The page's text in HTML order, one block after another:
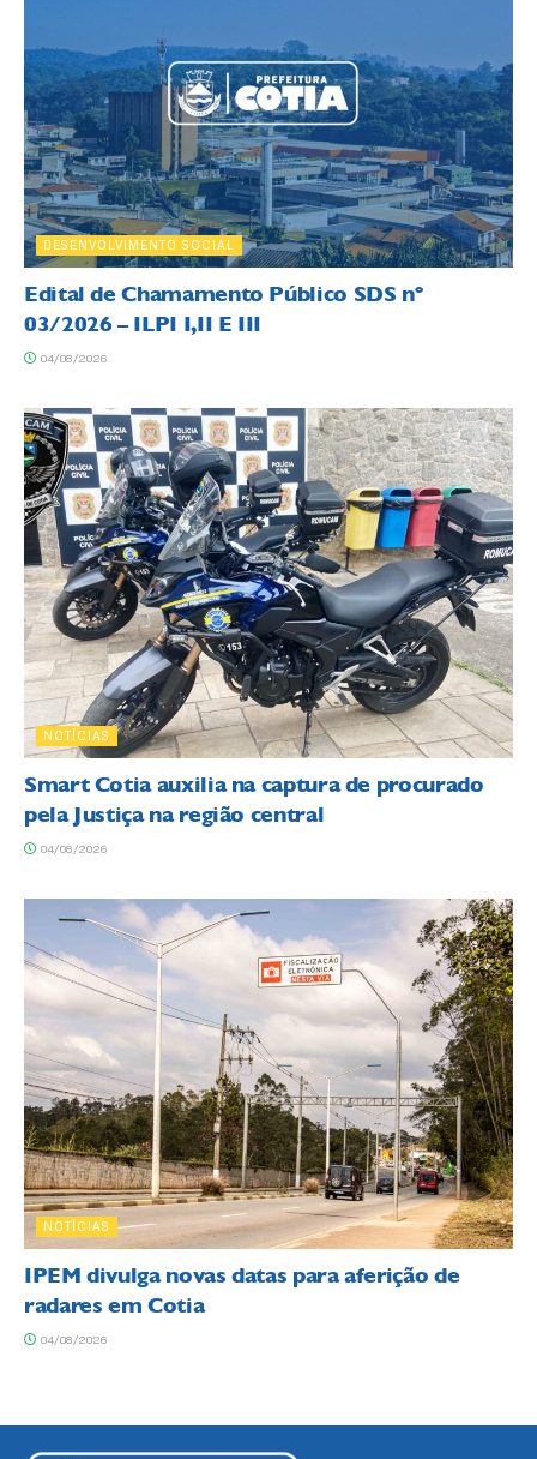
DESENVOLVIMENTO SOCIAL
Edital de Chamamento Público SDS nº
03/2026 – ILPI I,II E III
04/08/2026
NOTÍCIAS
Smart Cotia auxilia na captura de procurado
pela Justiça na região central
04/08/2026
NOTÍCIAS
IPEM divulga novas datas para aferição de
radares em Cotia
04/08/2026